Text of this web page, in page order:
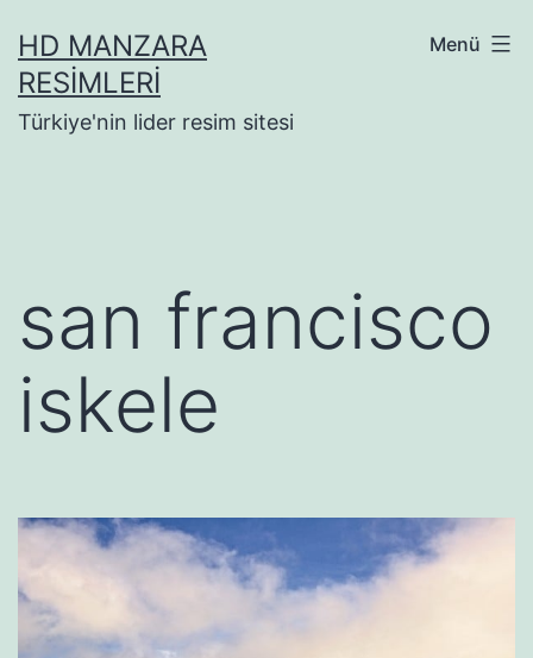
geçHD MANZARA
RESIMLERI
Türkiye'nin lider resim sitesi
Menü
san francisco
iskele